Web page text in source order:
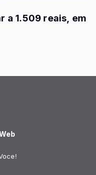
a 1.509 reais, em